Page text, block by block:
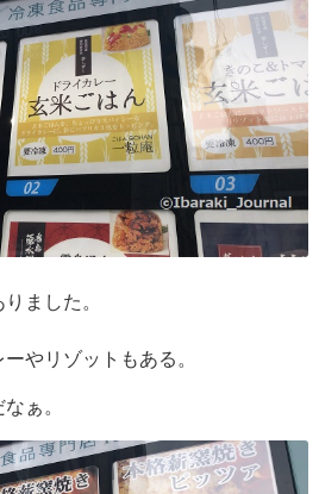
ました。
やリゾットもある。
ぁ。